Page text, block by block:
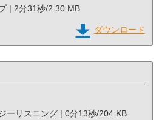
| 2分31秒/2.30 MB
ダウンロード
ーリスニング | 0分13秒/204 KB